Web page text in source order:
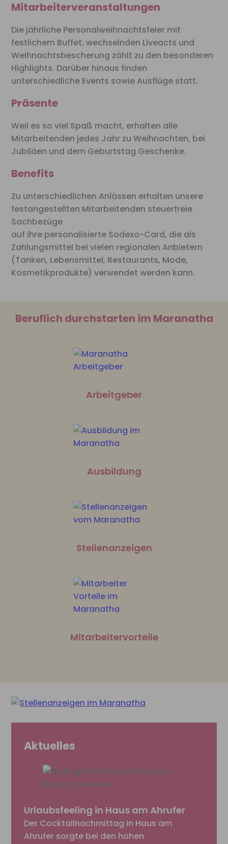
Mitarbeiterveranstaltungen
Die jährliche Personalweihnachtsfeier mit
festlichem Buffet, wechselnden Liveacts und
Weihnachtsbescherung zählt zu den besonderen
Highlights. Darüber hinaus finden
unterschiedliche Events sowie Ausflüge statt.
Präsente
Weil es so viel Spaß macht, erhalten alle
Mitarbeitenden jedes Jahr zu Weihnachten, bei
Jubiläen und dem Geburtstag Geschenke.
Benefits
Zu unterschiedlichen Anlässen erhalten unsere
festangestellten Mitarbeitenden steuerfreie
Sachbezüge
auf ihre personalisierte Sodexo-Card, die als
Zahlungsmittel bei vielen regionalen Anbietern
(Tanken, Lebensmittel, Restaurants, Mode,
Kosmetikprodukte) verwendet werden kann.
Beruflich durchstarten im Maranatha
Arbeitgeber
Ausbildung
Stellenanzeigen
Mitarbeitervorteile
Aktuelles
Urlaubsfeeling in Haus am Ahrufer
Der Cocktailnachmittag in Haus am
Ahrufer sorgte bei den hohen